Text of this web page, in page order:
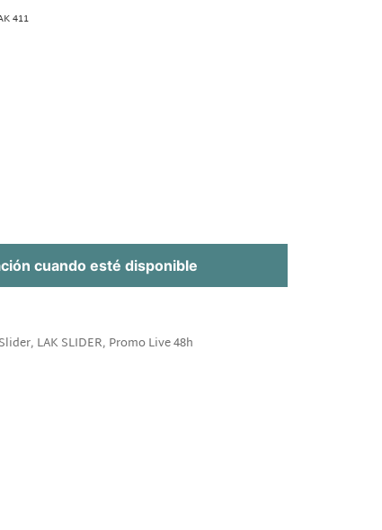
411
cuando esté disponible
, LAK SLIDER, Promo Live 48h